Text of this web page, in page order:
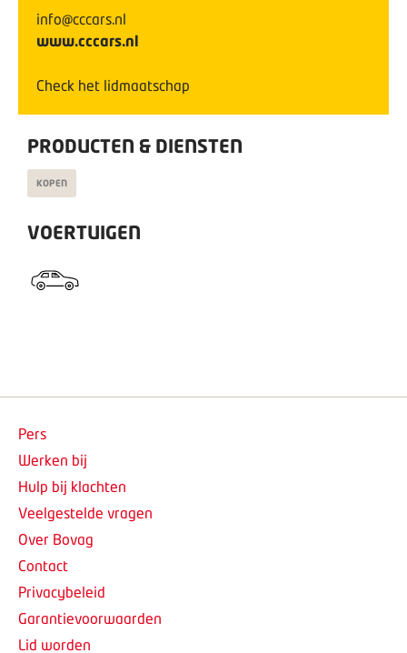
info@cccars.nl
www.cccars.nl
Check het lidmaatschap
PRODUCTEN & DIENSTEN
KOPEN
VOERTUIGEN
Pers
Werken bij
Hulp bij klachten
Veelgestelde vragen
Over Bovag
Contact
Privacybeleid
Garantievoorwaarden
Lid worden